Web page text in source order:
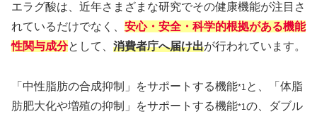
エラグ酸は、近年さまざまな研究でその健康機能が注目さ
れているだけでなく、 安心・安全・科学的根拠がある機能
性関与成分として、 消費者庁へ届け出が行われています。
「中性脂肪の合成抑制」をサポートする機能*1 と、「体脂
肪肥大化や増殖の抑制」をサポートする機能*1の、ダブル